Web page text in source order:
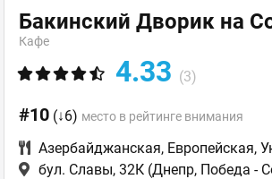
Бакинский Дворик на
Кафе
4.33 (3)
#10 (↓6) место в рейтинге внимания
Азербайджанская, Европейская,
бул. Славы, 32К (Днепр, Победа -